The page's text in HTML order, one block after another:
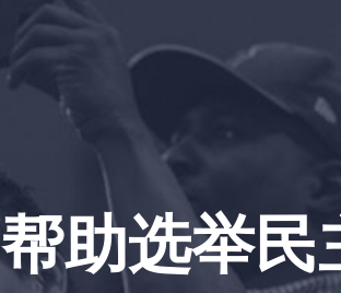
Take Back the
与我们合作
新闻
捐赠
帮助选举民